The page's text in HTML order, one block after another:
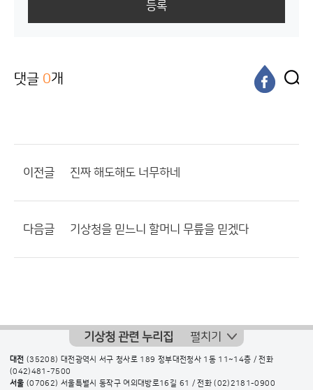
등록
댓글 0개
이전글 진짜 해도해도 너무하네
다음글 기상청을 믿느니 할머니 무릎을 믿겠다
기상청 관련 누리집 펼치기
대전 (35208) 대전광역시 서구 청사로 189 정부대전청사 1동 11~14층 / 전화
(042)481-7500
서울 (07062) 서울특별시 동작구 여의대방로16길 61 / 전화(02)2181-0900